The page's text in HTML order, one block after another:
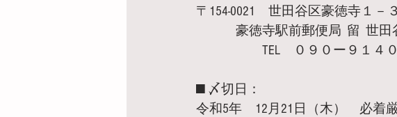
〒154-0021　世田谷区豪徳寺１－
豪徳寺駅前郵便局  留  世田
TEL　０９０ー９１４０
■ 〆切日：
令和5年　12月21日（木）　必着